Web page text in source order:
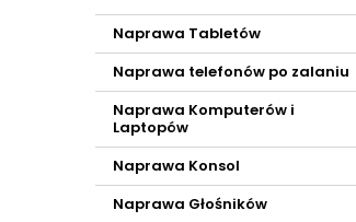
Naprawa Tabletów
Naprawa telefonów po zalaniu
Naprawa Komputerów i
Laptopów
Naprawa Konsol
Naprawa Głośników